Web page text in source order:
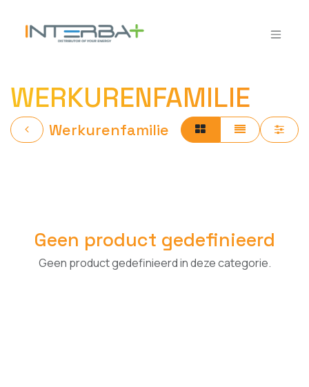
WERKURENFAMILIE
Werkurenfamilie
Geen product gedefinieerd
Geen product gedefinieerd in deze categorie.